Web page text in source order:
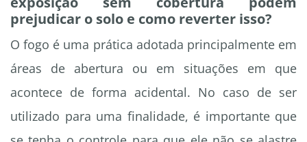
prejudicar o solo e como reverter isso?
O fogo é uma prática adotada principalmente em
áreas de abertura ou em situações em que
acontece de forma acidental. No caso de ser
utilizado para uma finalidade, é importante que